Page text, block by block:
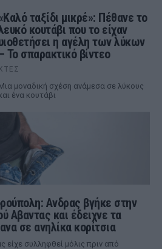
ταξίδι μικρέ»: Πέθανε το
κουτάβι που το είχαν
η αγέλη των λύκων
Το σπαρακτικό βίντεο
μοναδική σχέση ανάμεσα σε λύκους
ένα κουτάβι
Ανδρας βγήκε στην
Αβαντας και έδειχνε τα
σε ανηλίκα κορίτσια
είχε συλληφθεί μόλις πριν από